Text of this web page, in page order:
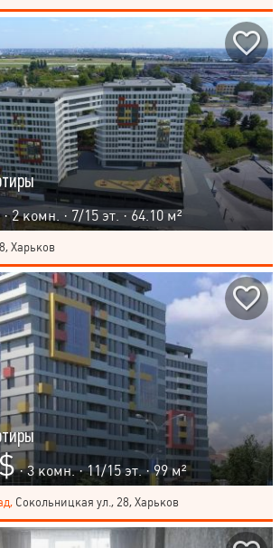
· 2 комн. · 7/15эт. · 64.10 м²
Харьков
· 3 комн. ·11/15эт. · 99 м²
Сокольницкая ул., 28, Харьков